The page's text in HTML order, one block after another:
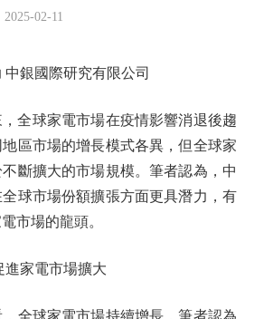
2025-02-11
銀國際研究有限公司
全球家電市場在疫情影響消退後趨
區市場的增長模式各異，但全球家
斷擴大的市場規模。筆者認為，中
球市場份額擴張方面更具潛力，有
市場的龍頭。
家電市場擴大
球家電市場持續增長，筆者認為